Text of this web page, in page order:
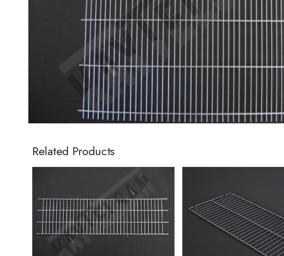
Related Products